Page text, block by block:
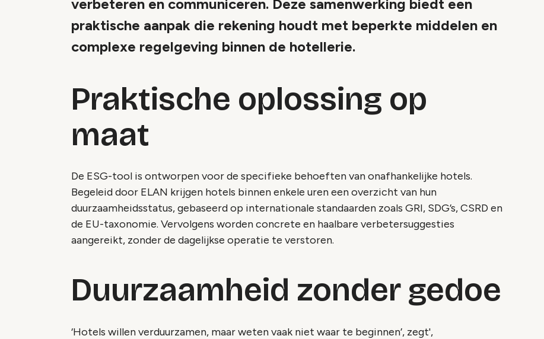
verbeteren en communiceren. Deze samenwerking biedt een
praktische aanpak die rekening houdt met beperkte middelen en
complexe regelgeving binnen de hotellerie.
Praktische oplossing op
maat
De ESG-tool is ontworpen voor de specifieke behoeften van onafhankelijke hotels.
Begeleid door ELAN krijgen hotels binnen enkele uren een overzicht van hun
duurzaamheidsstatus, gebaseerd op internationale standaarden zoals GRI, SDG’s, CSRD en
de EU-taxonomie. Vervolgens worden concrete en haalbare verbetersuggesties
aangereikt, zonder de dagelijkse operatie te verstoren.
Duurzaamheid zonder gedoe
‘Hotels willen verduurzamen, maar weten vaak niet waar te beginnen’, zegt',